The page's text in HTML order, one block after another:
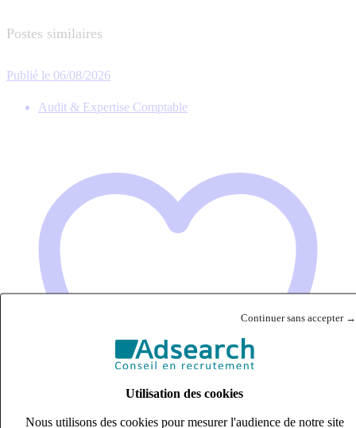
Continuer sans accepter →
Utilisation des cookies
Nous utilisons des cookies pour mesurer l'audience de notre site
Postes similaires
Publié le 06/08/2026
Audit & Expertise Comptable